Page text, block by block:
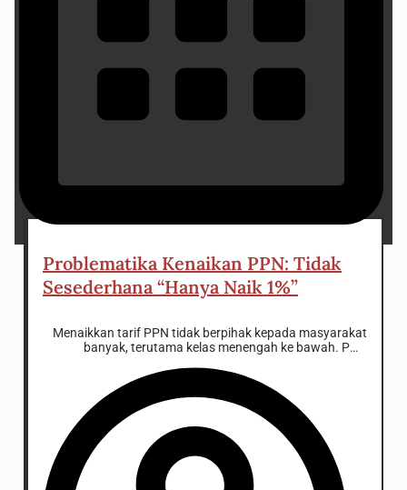
Problematika Kenaikan PPN: Tidak
Sesederhana “Hanya Naik 1%”
Menaikkan tarif PPN tidak berpihak kepada masyarakat
banyak, terutama kelas menengah ke bawah. PPN
kepada semua masyarakat pada tarif yang sama.